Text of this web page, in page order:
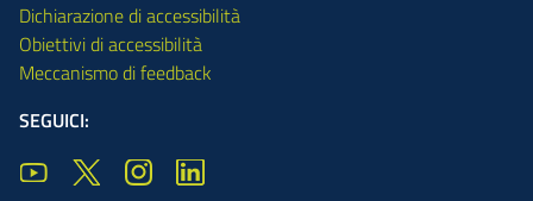
Dichiarazione di accessibilità
Obiettivi di accessibilità
Meccanismo di feedback
SEGUICI: